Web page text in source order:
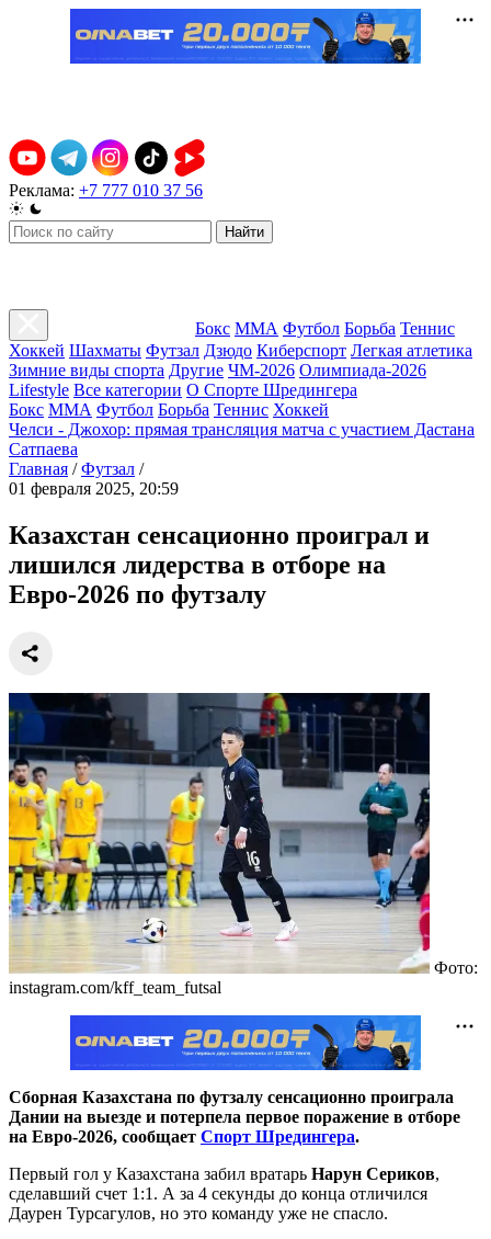
Реклама: +7 777 010 37 56
Найти
Бокс ММА Футбол Борьба Теннис
Хоккей Шахматы Футзал Дзюдо Киберспорт Легкая атлетика
Зимние виды спорта Другие ЧМ-2026 Олимпиада-2026
Lifestyle Все категории О Спорте Шредингера
Бокс ММА Футбол Борьба Теннис Хоккей
Челси - Джохор: прямая трансляция матча с участием Дастана
Сатпаева
Главная / Футзал /
01 февраля 2025, 20:59
Казахстан сенсационно проиграл и
лишился лидерства в отборе на
Евро-2026 по футзалу
Фото:
instagram.com/kff_team_futsal
Сборная Казахстана по футзалу сенсационно проиграла
Дании на выезде и потерпела первое поражение в отборе
на Евро-2026, сообщает Спорт Шредингера.
Первый гол у Казахстана забил вратарь Нарун Сериков,
сделавший счет 1:1. А за 4 секунды до конца отличился
Даурен Турсагулов, но это команду уже не спасло.